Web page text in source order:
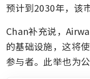
预计到2030年，该
Chan补充说，
的基础设施，这将
参与者。此举也为